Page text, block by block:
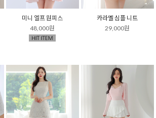
미니 엘프 원피스
48,000원
카라멜 심플 니트
29,000원